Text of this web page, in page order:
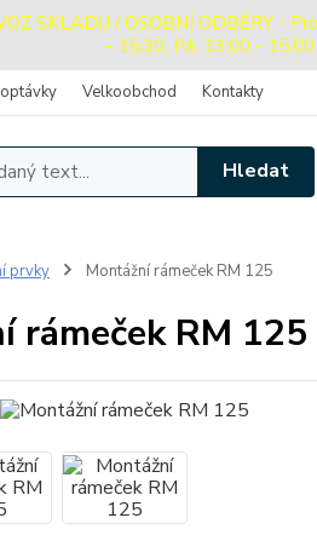
SKLADU / OSOBNÍ ODBĚRY -
- 15:30, Pá: 13:00 - 15:00
Velkoobchod Kontakty
Hledat
prvky Montážní rámeček RM 125
rámeček RM 125